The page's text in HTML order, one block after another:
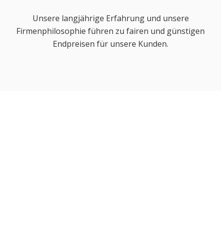
Unsere langjährige Erfahrung und unsere
Firmenphilosophie führen zu fairen und günstigen
Endpreisen für unsere Kunden.